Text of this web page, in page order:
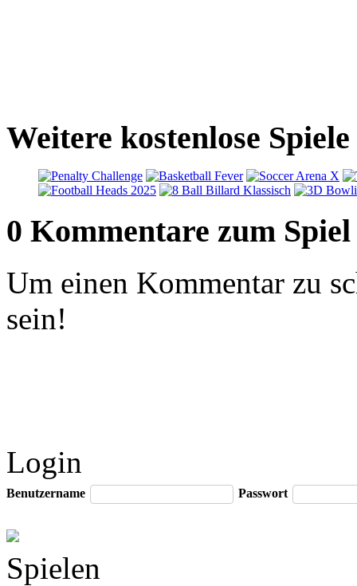
Weitere kostenlose
0 Kommentare zum Spiel
Um einen Kommentar zu
sein!
Login
Benutzername Passwort
Spielen